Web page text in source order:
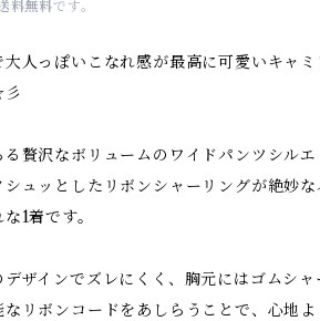
料無料です。
人っぽいこなれ感が最高に可愛いキャ
贅沢なボリュームのワイドパンツシルエ
ュッとしたリボンシャーリングが絶妙な
1着です。
ザインでズレにくく、胸元にはゴムシャ
リボンコードをあしらうことで、心地